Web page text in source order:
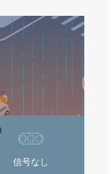
信号なし